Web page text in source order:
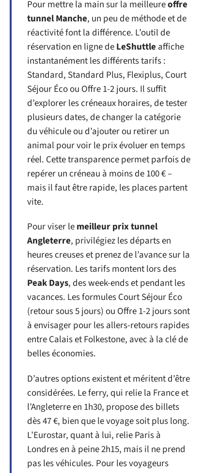
Pour mettre la main sur la meilleureoffre
tunnel Manche, un peu de méthode et de
réactivité font la différence. L’outil de
réservation en ligne deLeShuttle affiche
instantanément les différents tarifs :
Standard, Standard Plus, Flexiplus, Court
Séjour Éco ou Offre 1-2 jours. Il suffit
d’explorer les créneaux horaires, de tester
plusieurs dates, de changer la catégorie
du véhicule ou d’ajouter ou retirer un
animal pour voir le prix évoluer en temps
réel. Cette transparence permet parfois de
repérer un créneau à moins de 100 € –
mais il faut être rapide, les places partent
vite.
Pour viser lemeilleur prix tunnel
Angleterre, privilégiez les départs en
heures creuses et prenez de l’avance sur la
réservation. Les tarifs montent lors des
Peak Days, des week-ends et pendant les
vacances. Les formules Court Séjour Éco
(retour sous 5 jours) ou Offre 1-2 jours sont
à envisager pour les allers-retours rapides
entre Calais et Folkestone, avec à la clé de
belles économies.
D’autres options existent et méritent d’être
considérées. Le ferry, qui relie la France et
l’Angleterre en 1h30, propose des billets
dès 47 €, bien que le voyage soit plus long.
L’Eurostar, quant à lui, relie Paris à
Londres en à peine 2h15, mais il ne prend
pas les véhicules. Pour les voyageurs